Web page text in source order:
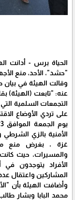
الحياة برس - أدانت
"حشد"، الأحد، منع
وقالت الهيئة في
عنه: "تابعت (الهيئة)
التجمعات السلمية
على تردي الأوضاع
الأمنية بالزي
غزة ، بغرض منع
والمسيرات، حيث
الأفراد يتوجدون
المشاركين واعتقال
وأضافت الهيئة بأن